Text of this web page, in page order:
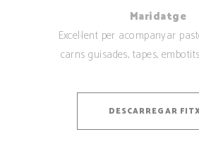
Maridatge
Excel·lent per acompanyar
carns guisades, tapes,
DESCARREGAR